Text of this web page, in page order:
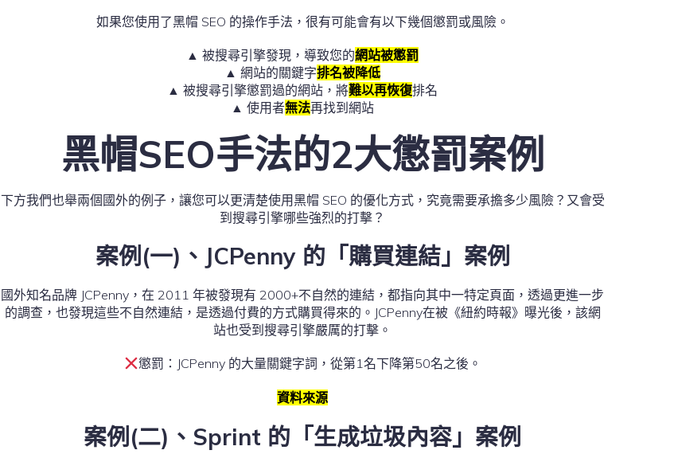
如果您使用了黑帽 SEO 的操作手法，很有可能會有以下幾個懲罰或風險。
▲ 被搜尋引擎發現，導致您的網站被懲罰
▲ 網站的關鍵字排名被降低
▲ 被搜尋引擎懲罰過的網站，將難以再恢復排名
▲ 使用者無法再找到網站
黑帽SEO手法的2大懲罰案例
下方我們也舉兩個國外的例子，讓您可以更清楚使用黑帽 SEO 的優化方式，究竟需要承擔多少風險？又會受
到搜尋引擎哪些強烈的打擊？
案例(一)、JCPenny 的「購買連結」案例
國外知名品牌 JCPenny，在 2011 年被發現有 2000+不自然的連結，都指向其中一特定頁面，透過更進一步
的調查，也發現這些不自然連結，是透過付費的方式購買得來的。JCPenny在被《紐約時報》曝光後，該網
站也受到搜尋引擎嚴厲的打擊。
懲罰：JCPenny 的大量關鍵字詞，從第1名下降第50名之後。
資料來源
案例(二)、Sprint 的「生成垃圾內容」案例